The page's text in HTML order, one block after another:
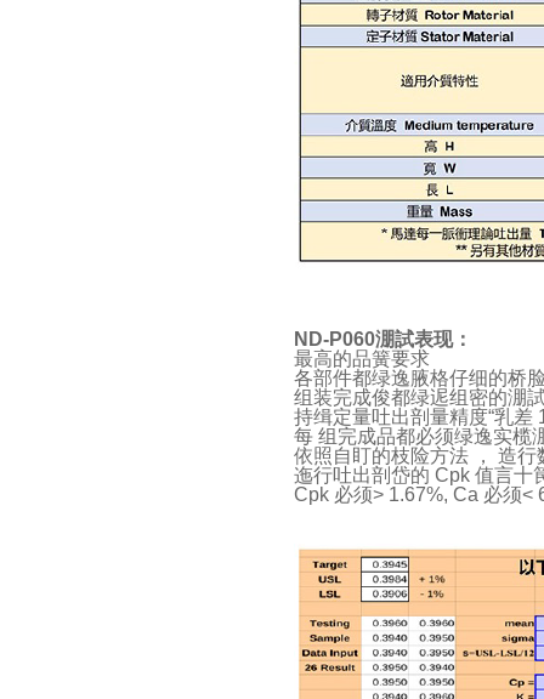
ND-P060淜試表现：
最高的品簧要求
各部件都绿逸腋格仔细的桥
组装完成俊都绿迡组密的淜
持缉定量吐出剖量精度“乳差
每 组完成品都必须绿逸实榄
依照自盯的枝险方法 ， 造行
迤行吐出剖岱的 Cpk 值言十
Cpk 必须> 1.67%, Ca 必须<